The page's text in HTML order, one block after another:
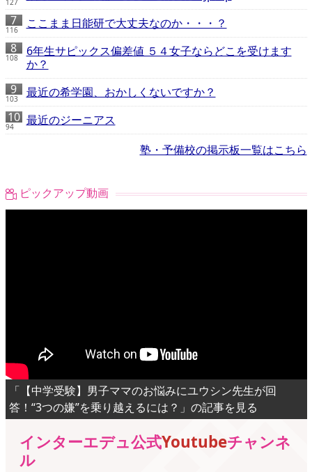
116 ここまま日能研で大丈夫なのか・・・？
108
6年生サピックス偏差値 ５４女子ならどこを受けます
か？
103 最近の希学園、おかしくないですか？
94
最近のジーニアス
塾・予備校の掲示板一覧はこちら
ピックアップ動画
「【中学受験】男子ママのお悩みにユウシン先生が回
答！“3つの嫌”を乗り越えるには？」の記事を見る
インターエデュ公式Youtubeチャンネ
ル